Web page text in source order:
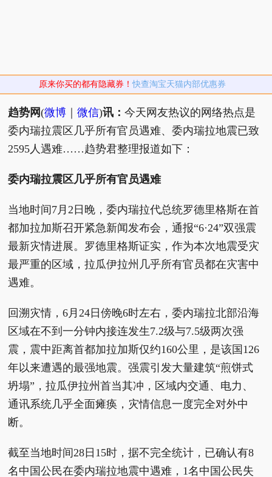
原来你买的都有隐藏券！快查淘宝天猫内部优惠券
趋势网(微博 ｜微信)讯：今天网友热议的网络热点是
委内瑞拉震区几乎所有官员遇难、委内瑞拉地震已致
2595人遇难……趋势君整理报道如下：
委内瑞拉震区几乎所有官员遇难
当地时间7月2日晚，委内瑞拉代总统罗德里格斯在首
都加拉加斯召开紧急新闻发布会，通报“6·24”双强震
最新灾情进展。罗德里格斯证实，作为本次地震受灾
最严重的区域，拉瓜伊拉州几乎所有官员都在灾害中
遇难。
回溯灾情，6月24日傍晚6时左右，委内瑞拉北部沿海
区域在不到一分钟内接连发生7.2级与7.5级两次强
震，震中距离首都加拉加斯仅约160公里，是该国126
年以来遭遇的最强地震。强震引发大量建筑“煎饼式
坍塌”，拉瓜伊拉州首当其冲，区域内交通、电力、
通讯系统几乎全面瘫痪，灾情信息一度完全对外中
断。
截至当地时间28日15时，据不完全统计，已确认有8
名中国公民在委内瑞拉地震中遇难，1名中国公民失